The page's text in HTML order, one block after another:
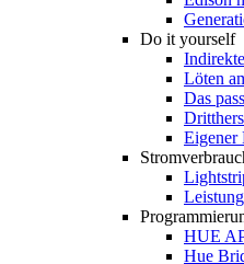
Do it yourself
Löten
Das
Eigener
HUE
Hue